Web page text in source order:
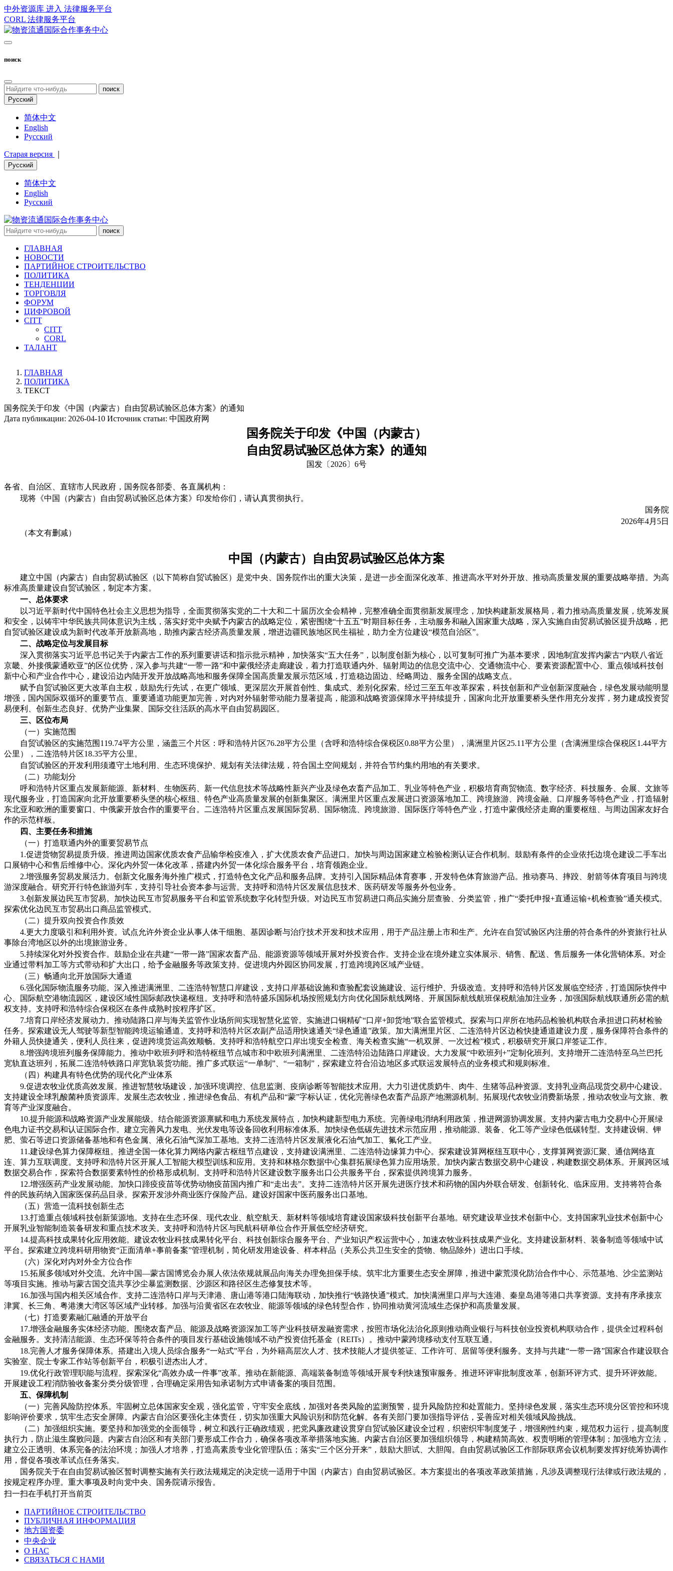
中外资源库 进入 法律服务平台
CORL 法律服务平台
поиск
поиск
Русский
简体中文
English
Русский
Старая версия
Русский
简体中文
English
Русский
поиск
ГЛАВНАЯ
НОВОСТИ
ПАРТИЙНОЕ СТРОИТЕЛЬСТВО
ПОЛИТИКА
ТЕНДЕНЦИИ
ТОРГОВЛЯ
ФОРУМ
ЦИФРОВОЙ
CITT
CITT
CORL
ТАЛАНТ
ГЛАВНАЯ
ПОЛИТИКА
ТЕКСТ
国务院关于印发《中国（内蒙古）自由贸易试验区总体方案》的通知
Дата публикации: 2026-04-10 Источник статьи: 中国政府网
国务院关于印发《中国（内蒙古）
自由贸易试验区总体方案》的通知
国发〔2026〕6号
各省、自治区、直辖市人民政府，国务院各部委、各直属机构：
现将《中国（内蒙古）自由贸易试验区总体方案》印发给你们，请认真贯彻执行。
国务院
2026年4月5日
（本文有删减）
中国（内蒙古）自由贸易试验区总体方案
建立中国（内蒙古）自由贸易试验区（以下简称自贸试验区）是党中央、国务院作出的重大决策，是进一步全面深化改革、推进高水平对外开放、推动高质量发展的重要战略举措。为高
标准高质量建设自贸试验区，制定本方案。
一、总体要求
以习近平新时代中国特色社会主义思想为指导，全面贯彻落实党的二十大和二十届历次全会精神，完整准确全面贯彻新发展理念，加快构建新发展格局，着力推动高质量发展，统筹发展
和安全，以铸牢中华民族共同体意识为主线，落实好党中央赋予内蒙古的战略定位，紧密围绕“十五五”时期目标任务，主动服务和融入国家重大战略，深入实施自由贸易试验区提升战略，把
自贸试验区建设成为新时代改革开放新高地，助推内蒙古经济高质量发展，增进边疆民族地区民生福祉，助力全方位建设“模范自治区”。
二、战略定位与发展目标
深入贯彻落实习近平总书记关于内蒙古工作的系列重要讲话和指示批示精神，加快落实“五大任务”，以制度创新为核心，以可复制可推广为基本要求，因地制宜发挥内蒙古“内联八省近
京畿、外接俄蒙通欧亚”的区位优势，深入参与共建“一带一路”和中蒙俄经济走廊建设，着力打造联通内外、辐射周边的信息交流中心、交通物流中心、要素资源配置中心、重点领域科技创
新中心和产业合作中心，建设沿边内陆开发开放战略高地和服务保障全国高质量发展示范区域，打造稳边固边、经略周边、服务全国的战略支点。
赋予自贸试验区更大改革自主权，鼓励先行先试，在更广领域、更深层次开展首创性、集成式、差别化探索。经过三至五年改革探索，科技创新和产业创新深度融合，绿色发展动能明显
增强，国内国际双循环的重要节点、重要通道功能更加完善，对内对外辐射带动能力显著提高，能源和战略资源保障水平持续提升，国家向北开放重要桥头堡作用充分发挥，努力建成投资贸
易便利、创新生态良好、优势产业集聚、国际交往活跃的高水平自由贸易园区。
三、区位布局
（一）实施范围
自贸试验区的实施范围119.74平方公里，涵盖三个片区：呼和浩特片区76.28平方公里（含呼和浩特综合保税区0.88平方公里），满洲里片区25.11平方公里（含满洲里综合保税区1.44平方
公里），二连浩特片区18.35平方公里。
自贸试验区的开发利用须遵守土地利用、生态环境保护、规划有关法律法规，符合国土空间规划，并符合节约集约用地的有关要求。
（二）功能划分
呼和浩特片区重点发展新能源、新材料、生物医药、新一代信息技术等战略性新兴产业及绿色农畜产品加工、乳业等特色产业，积极培育商贸物流、数字经济、科技服务、会展、文旅等
现代服务业，打造国家向北开放重要桥头堡的核心枢纽、特色产业高质量发展的创新集聚区。满洲里片区重点发展进口资源落地加工、跨境旅游、跨境金融、口岸服务等特色产业，打造辐射
东北亚和欧洲的重要窗口、中俄蒙开放合作的重要平台。二连浩特片区重点发展国际贸易、国际物流、跨境旅游、国际医疗等特色产业，打造中蒙俄经济走廊的重要枢纽、与周边国家友好合
作的示范样板。
四、主要任务和措施
（一）打造联通内外的重要贸易节点
1.促进货物贸易提质升级。推进周边国家优质农食产品输华检疫准入，扩大优质农食产品进口。加快与周边国家建立检验检测认证合作机制。鼓励有条件的企业依托边境仓建设二手车出
口展销中心和售后维修中心。深化内外贸一体化改革，搭建内外贸一体化综合服务平台，培育领跑企业。
2.增强服务贸易发展活力。创新文化服务海外推广模式，打造特色文化产品和服务品牌。支持引入国际精品体育赛事，开发特色体育旅游产品。推动赛马、摔跤、射箭等体育项目与跨境
游深度融合。研究开行特色旅游列车，支持引导社会资本参与运营。支持呼和浩特片区发展信息技术、医药研发等服务外包业务。
3.创新发展边民互市贸易。加快边民互市贸易服务平台和监管系统数字化转型升级。对边民互市贸易进口商品实施分层查验、分类监管，推广“委托申报+直通运输+机检查验”通关模式。
探索优化边民互市贸易出口商品监管模式。
（二）提升双向投资合作质效
4.更大力度吸引和利用外资。试点允许外资企业从事人体干细胞、基因诊断与治疗技术开发和技术应用，用于产品注册上市和生产。允许在自贸试验区内注册的符合条件的外资旅行社从
事除台湾地区以外的出境旅游业务。
5.持续深化对外投资合作。鼓励企业在共建“一带一路”国家农畜产品、能源资源等领域开展对外投资合作。支持企业在境外建立实体展示、销售、配送、售后服务一体化营销体系。对企
业通过带料加工等方式带动和扩大出口，给予金融服务等政策支持。促进境内外园区协同发展，打造跨境跨区域产业链。
（三）畅通向北开放国际大通道
6.强化国际物流服务功能。深入推进满洲里、二连浩特智慧口岸建设，支持口岸基础设施和查验配套设施建设、运行维护、升级改造。支持呼和浩特片区发展临空经济，打造国际快件中
心、国际航空港物流园区，建设区域性国际邮政快递枢纽。支持呼和浩特盛乐国际机场按照规划方向优化国际航线网络、开展国际航线航班保税航油加注业务，加强国际航线联通所必需的航
权支持。支持呼和浩特综合保税区在条件成熟时按程序扩区。
7.培育口岸经济发展动力。推动陆路口岸与海关监管作业场所间实现智慧化监管。实施进口铜精矿“口岸+卸货地”联合监管模式。探索与口岸所在地药品检验机构联合承担进口药材检验
任务。探索建设无人驾驶等新型智能跨境运输通道。支持呼和浩特片区农副产品适用快速通关“绿色通道”政策。加大满洲里片区、二连浩特片区边检快捷通道建设力度，服务保障符合条件的
外籍人员快捷通关，便利人员往来，促进跨境货运高效顺畅。支持呼和浩特航空口岸出境安全检查、海关检查实施“一机双屏、一次过检”模式，积极研究开展口岸签证工作。
8.增强跨境班列服务保障能力。推动中欧班列呼和浩特枢纽节点城市和中欧班列满洲里、二连浩特沿边陆路口岸建设。大力发展“中欧班列+”定制化班列。支持增开二连浩特至乌兰巴托
宽轨直达班列，拓展二连浩特铁路口岸宽轨装货功能。推广多式联运“一单制”、“一箱制”，探索建立符合沿边地区多式联运发展特点的业务模式和规则标准。
（四）构建具有特色优势的现代化产业体系
9.促进农牧业优质高效发展。推进智慧牧场建设，加强环境调控、信息监测、疫病诊断等智能技术应用。大力引进优质奶牛、肉牛、生猪等品种资源。支持乳业商品现货交易中心建设。
支持建设全球乳酸菌种质资源库。发展生态农牧业，推进绿色食品、有机产品和“蒙”字标认证，优化完善绿色农畜产品原产地溯源机制。拓展现代农牧业消费新场景，推动农牧业与文旅、教
育等产业深度融合。
10.提升能源和战略资源产业发展能级。结合能源资源禀赋和电力系统发展特点，加快构建新型电力系统。完善绿电消纳利用政策，推进网源协调发展。支持内蒙古电力交易中心开展绿
色电力证书交易和认证国际合作。建立完善风力发电、光伏发电等设备回收利用标准体系。加快绿色低碳先进技术示范应用，推动能源、装备、化工等产业绿色低碳转型。支持建设铜、钾
肥、萤石等进口资源储备基地和有色金属、液化石油气深加工基地。支持二连浩特片区发展液化石油气加工、氟化工产业。
11.建设绿色算力保障枢纽。推进全国一体化算力网络内蒙古枢纽节点建设，支持建设满洲里、二连浩特边缘算力中心。探索建设算网枢纽互联中心，支撑算网资源汇聚、通信网络直
连、算力互联调度。支持呼和浩特片区开展人工智能大模型训练和应用。支持和林格尔数据中心集群拓展绿色算力应用场景。加快内蒙古数据交易中心建设，构建数据交易体系。开展跨区域
数据交易合作，探索符合数据要素特性的价格形成机制。支持呼和浩特片区建设数字服务出口公共服务平台，探索提供跨境算力服务。
12.增强医药产业发展动能。加快口蹄疫疫苗等优势动物疫苗国内推广和“走出去”。支持二连浩特片区开展先进医疗技术和药物的国内外联合研发、创新转化、临床应用。支持将符合条
件的民族药纳入国家医保药品目录。探索开发涉外商业医疗保险产品。建设好国家中医药服务出口基地。
（五）营造一流科技创新生态
13.打造重点领域科技创新策源地。支持在生态环保、现代农业、航空航天、新材料等领域培育建设国家级科技创新平台基地。研究建设草业技术创新中心。支持国家乳业技术创新中心
开展乳业智能制造装备研发和重点技术攻关。支持呼和浩特片区与民航科研单位合作开展低空经济研究。
14.提高科技成果转化应用效能。建设农牧业科技成果转化平台、科技创新综合服务平台、产业知识产权运营中心，加速农牧业科技成果产业化。支持建设新材料、装备制造等领域中试
平台。探索建立跨境科研用物资“正面清单+事前备案”管理机制，简化研发用途设备、样本样品（关系公共卫生安全的货物、物品除外）进出口手续。
（六）深化对内对外全方位合作
15.拓展多领域对外交流。允许中国—蒙古国博览会办展人依法依规就展品向海关办理免担保手续。筑牢北方重要生态安全屏障，推进中蒙荒漠化防治合作中心、示范基地、沙尘监测站
等项目实施。推动与蒙古国交流共享沙尘暴监测数据、沙源区和路径区生态修复技术等。
16.加强与国内相关区域合作。支持二连浩特口岸与天津港、唐山港等港口陆海联动，加快推行“铁路快通”模式。加快满洲里口岸与大连港、秦皇岛港等港口共享资源。支持有序承接京
津冀、长三角、粤港澳大湾区等区域产业转移。加强与沿黄省区在农牧业、能源等领域的绿色转型合作，协同推动黄河流域生态保护和高质量发展。
（七）打造要素融汇融通的开放平台
17.增强金融服务实体经济功能。围绕农畜产品、能源及战略资源深加工等产业科技研发融资需求，按照市场化法治化原则推动商业银行与科技创业投资机构联动合作，提供全过程科创
金融服务。支持清洁能源、生态环保等符合条件的项目发行基础设施领域不动产投资信托基金（REITs）。推动中蒙跨境移动支付互联互通。
18.完善人才服务保障体系。搭建出入境人员综合服务“一站式”平台，为外籍高层次人才、技术技能人才提供签证、工作许可、居留等便利服务。支持与共建“一带一路”国家合作建设联合
实验室、院士专家工作站等创新平台，积极引进杰出人才。
19.优化行政管理职能与流程。探索深化“高效办成一件事”改革。推动在新能源、高端装备制造等领域开展专利快速预审服务。推进环评审批制度改革，创新环评方式、提升环评效能。
开展建设工程消防验收备案分类分级管理，合理确定采用告知承诺制方式申请备案的项目范围。
五、保障机制
（一）完善风险防控体系。 牢固树立总体国家安全观，强化监管，守牢安全底线，加强对各类风险的监测预警，提升风险防控和处置能力。坚持绿色发展，落实生态环境分区管控和环境
影响评价要求，筑牢生态安全屏障。内蒙古自治区要强化主体责任，切实加强重大风险识别和防范化解。各有关部门要加强指导评估，妥善应对相关领域风险挑战。
（二）加强组织实施。 要坚持和加强党的全面领导，树立和践行正确政绩观，把党风廉政建设贯穿自贸试验区建设全过程，织密织牢制度笼子，增强刚性约束，规范权力运行，提高制度
执行力，防止滋生腐败问题。内蒙古自治区和有关部门要形成工作合力，确保各项改革举措落地实施。内蒙古自治区要加强组织领导，构建精简高效、权责明晰的管理体制；加强地方立法，
建立公正透明、体系完备的法治环境；加强人才培养，打造高素质专业化管理队伍；落实“三个区分开来”，鼓励大胆试、大胆闯。自由贸易试验区工作部际联席会议机制要发挥好统筹协调作
用，督促各项改革试点任务落实。
国务院关于在自由贸易试验区暂时调整实施有关行政法规规定的决定统一适用于中国（内蒙古）自由贸易试验区。本方案提出的各项改革政策措施，凡涉及调整现行法律或行政法规的，
按规定程序办理。重大事项及时向党中央、国务院请示报告。
扫一扫在手机打开当前页
ПАРТИЙНОЕ СТРОИТЕЛЬСТВО
ПУБЛИЧНАЯ ИНФОРМАЦИЯ
地方国资委
中央企业
О НАС
СВЯЗАТЬСЯ С НАМИ